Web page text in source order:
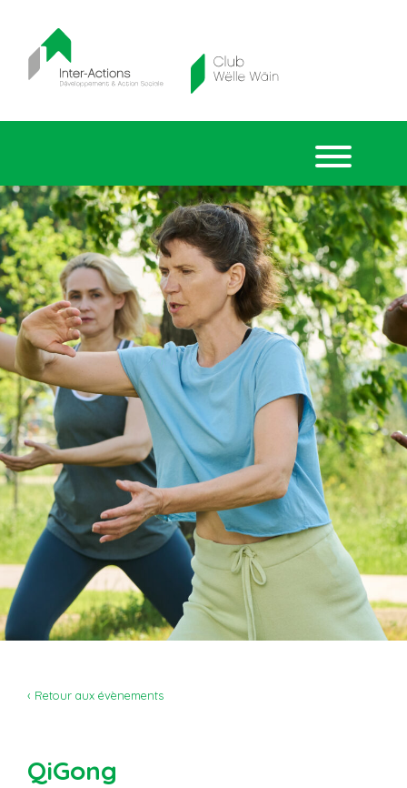
‹ Retour aux évènements
QiGong